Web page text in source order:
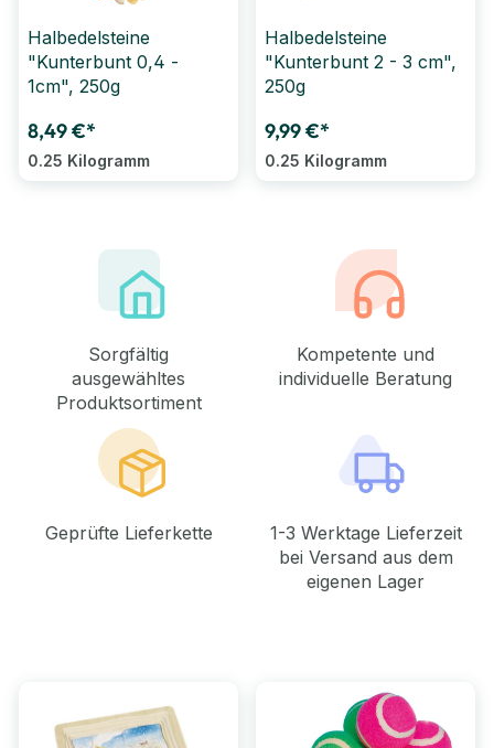
Halbedelsteine
"Kunterbunt 0,4 -
1cm", 250g
8,49 €*
0.25 Kilogramm
Halbedelsteine
"Kunterbunt 2 - 3 cm",
250g
9,99 €*
0.25 Kilogramm
Sorgfältig
ausgewähltes
Produktsortiment
Kompetente und
individuelle Beratung
Geprüfte Lieferkette
1-3 Werktage Lieferzeit
bei Versand aus dem
eigenen Lager